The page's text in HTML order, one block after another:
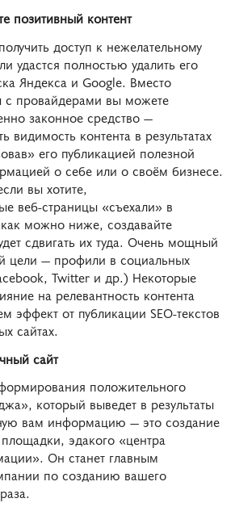
позитивный контент
доступ к нежелательному
удастся полностью удалить его
Яндекса и Google. Вместо
с провайдерами вы можете
законное средство ―
видимость контента в результатах
его публикацией полезной
о себе или о своём бизнесе.
вы хотите,
веб-страницы «съехали» в
как можно ниже, создавайте
сдвигать их туда. Очень мощный
цели ― профили в социальных
Twitter и др.) Некоторые
на релевантность контента
эффект от публикации SEO-текстов
сайтах.
сайт
положительного
который выведет в результаты
вам информацию ― это создание
эдакого «центра
Он станет главным
по созданию вашего